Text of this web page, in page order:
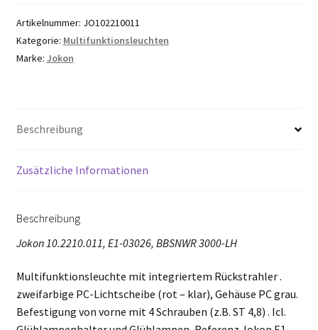
Artikelnummer: JO102210011
Kategorie: Multifunktionsleuchten
Marke: Jokon
Beschreibung
Zusätzliche Informationen
Beschreibung
Jokon 10.2210.011, E1-03026, BBSNWR 3000-LH
Multifunktionsleuchte mit integriertem Rückstrahler .
zweifarbige PC-Lichtscheibe (rot – klar), Gehäuse PC grau.
Befestigung von vorne mit 4 Schrauben (z.B. ST 4,8) . Icl.